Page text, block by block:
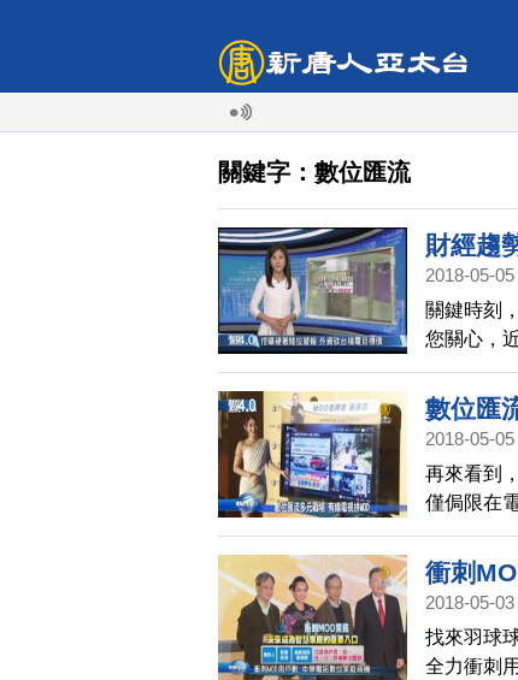
關鍵字：數位匯流
財經趨
注
2018-05-
關鍵時刻
您關心，
於這樣的
要發生。
數位匯
2018-05-
再來看到
僅侷限在
領域，都
衝刺
2018-05-
找來羽球
全力衝刺